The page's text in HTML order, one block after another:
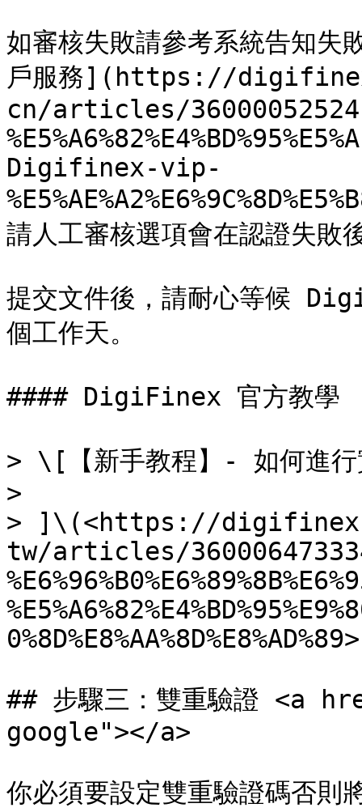
如審核失敗請參考系統告知失
戶服務](https://
cn/articles/
Digifinex-vip-
請人工審核選項會在認證失敗
提交文件後，請耐心等候
個工作天。
#### DigiFinex 官方教學
> \[【新手教程】- 如何進行
>
> ]\(<https://
tw/articles/
## 步驟三：雙重驗證
google"></a>
你必須要設定雙重驗證碼否則